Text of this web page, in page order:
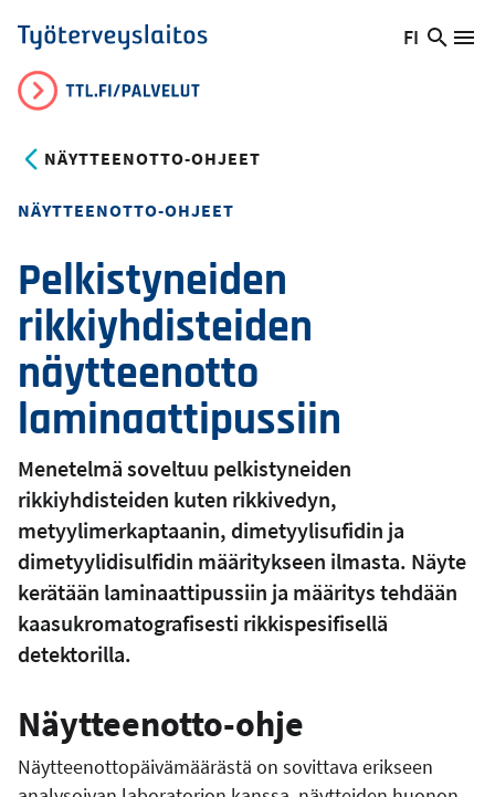
Hyppää
pääsisältöön
Työterveyslaitos
Vaihda
FI
Hae
NÄYTTEENOTTO-OHJEET
NÄYTTEENOTTO-OHJEET
Pelkistyneiden
rikkiyhdisteiden
näytteenotto
laminaattipussiin
Menetelmä soveltuu pelkistyneiden
rikkiyhdisteiden kuten rikkivedyn,
metyylimerkaptaanin, dimetyylisufidin ja
dimetyylidisulfidin määritykseen ilmasta. Näyte
kerätään laminaattipussiin ja määritys tehdään
kaasukromatografisesti rikkispesifisellä
detektorilla.
Näytteenotto-ohje
Näytteenottopäivämäärästä on sovittava erikseen